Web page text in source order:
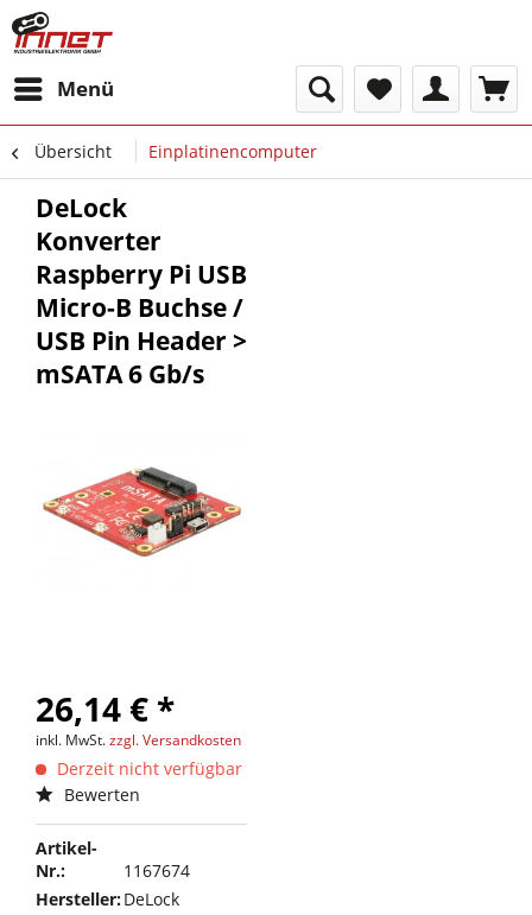
Menü
Übersicht Einplatinencomputer
DeLock
Konverter
Raspberry Pi USB
Micro-B Buchse /
USB Pin Header >
mSATA 6 Gb/s
26,14 € *
inkl. MwSt.zzgl. Versandkosten
Derzeit nicht verfügbar
Bewerten
Artikel-
Nr.:
1167674
Hersteller:DeLock